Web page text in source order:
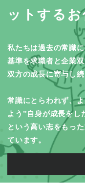
ットする
私たちは過去の常識
基準を求職者と企業
双方の成長に寄与し続
常識にとらわれず、
よう ”自身が成長をし
という高い志をもっ
ています。